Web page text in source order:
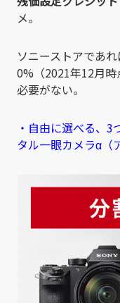
メ。
ソニーストアであ
0%（2021年12月
必要がない。
・自由に選べる、
タル一眼カメラα（